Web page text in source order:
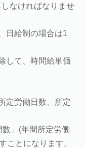
なければなりませ
日給制の場合は1
して、時間給単価
定労働日数、所定
」(年間所定労働
ことになります。